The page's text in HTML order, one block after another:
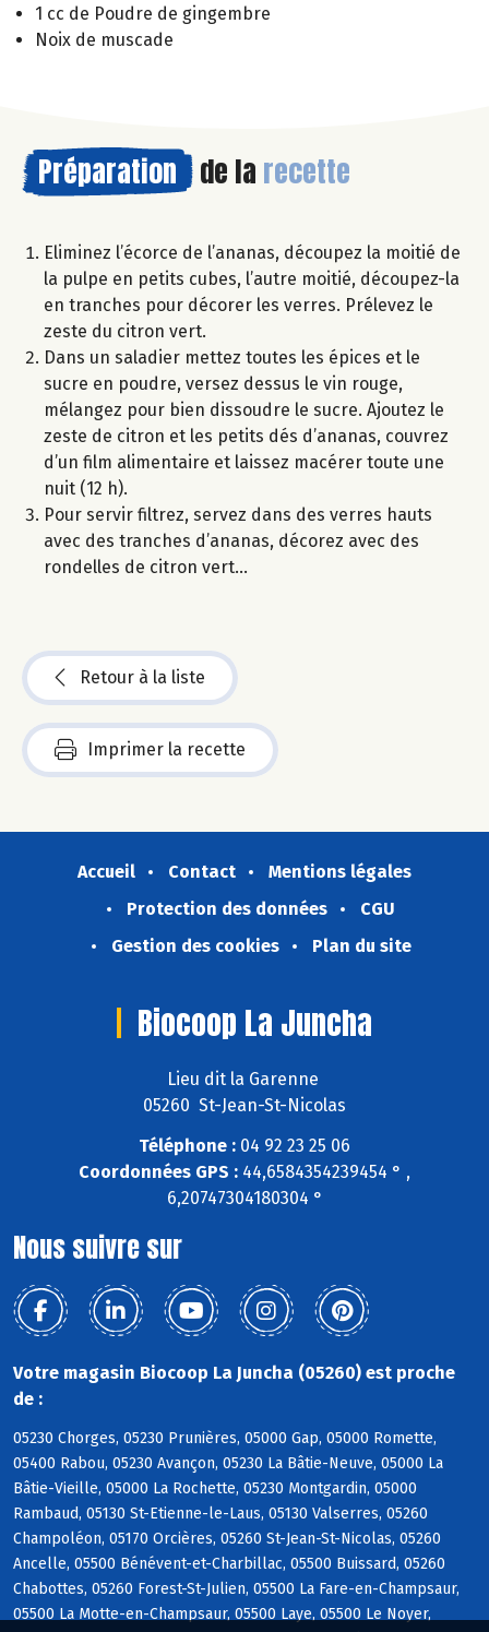
1 cc de Poudre de gingembre
Noix de muscade
Préparation de la recette
Eliminez l’écorce de l’ananas, découpez la moitié de
la pulpe en petits cubes, l’autre moitié, découpez-la
en tranches pour décorer les verres. Prélevez le
zeste du citron vert.
Dans un saladier mettez toutes les épices et le
sucre en poudre, versez dessus le vin rouge,
mélangez pour bien dissoudre le sucre. Ajoutez le
zeste de citron et les petits dés d’ananas, couvrez
d’un film alimentaire et laissez macérer toute une
nuit (12 h).
Pour servir filtrez, servez dans des verres hauts
avec des tranches d’ananas, décorez avec des
rondelles de citron vert…
Retour à la liste
Imprimer la recette
Accueil Contact
Mentions légales
Protection des données
CGU
Gestion des cookies
Plan du site
Biocoop La Juncha
Lieu dit la Garenne
05260 St-Jean-St-Nicolas
Téléphone : 04 92 23 25 06
Coordonnées GPS : 44,6584354239454 ° ,
6,20747304180304 °
Nous suivre sur
Votre magasin Biocoop La Juncha (05260) est proche
de :
05230 Chorges, 05230 Prunières, 05000 Gap, 05000 Romette,
05400 Rabou, 05230 Avançon, 05230 La Bâtie-Neuve, 05000 La
Bâtie-Vieille, 05000 La Rochette, 05230 Montgardin, 05000
Rambaud, 05130 St-Etienne-le-Laus, 05130 Valserres, 05260
Champoléon, 05170 Orcières, 05260 St-Jean-St-Nicolas, 05260
Ancelle, 05500 Bénévent-et-Charbillac, 05500 Buissard, 05260
Chabottes, 05260 Forest-St-Julien, 05500 La Fare-en-Champsaur,
05500 La Motte-en-Champsaur, 05500 Laye, 05500 Le Noyer,